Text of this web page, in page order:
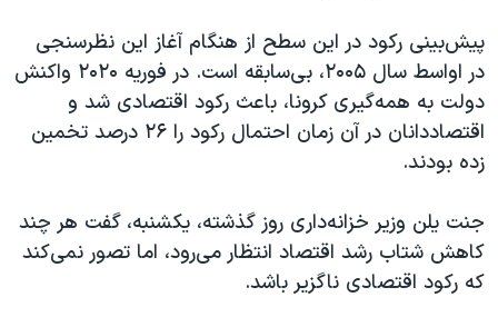
صفحه‌های ویژه
سفر پرزیدنت ترامپ به چین
پیش‌بینی رکود در این سطح از هنگام آغاز این نظرسنجی
در اواسط سال ۲۰۰۵، بی‌سابقه است. در فوریه ۲۰۲۰ واکنش
دولت به همه‌گیری کرونا، باعث رکود اقتصادی شد و
اقتصاددانان در آن زمان احتمال رکود را ۲۶ درصد تخمین
زده بودند.
جنت یلن وزیر خزانه‌داری روز گذشته، یکشنبه، گفت هر چند
کاهش شتاب رشد اقتصاد انتظار می‌رود، اما تصور نمی‌کند
که رکود اقتصادی ناگزیر باشد.